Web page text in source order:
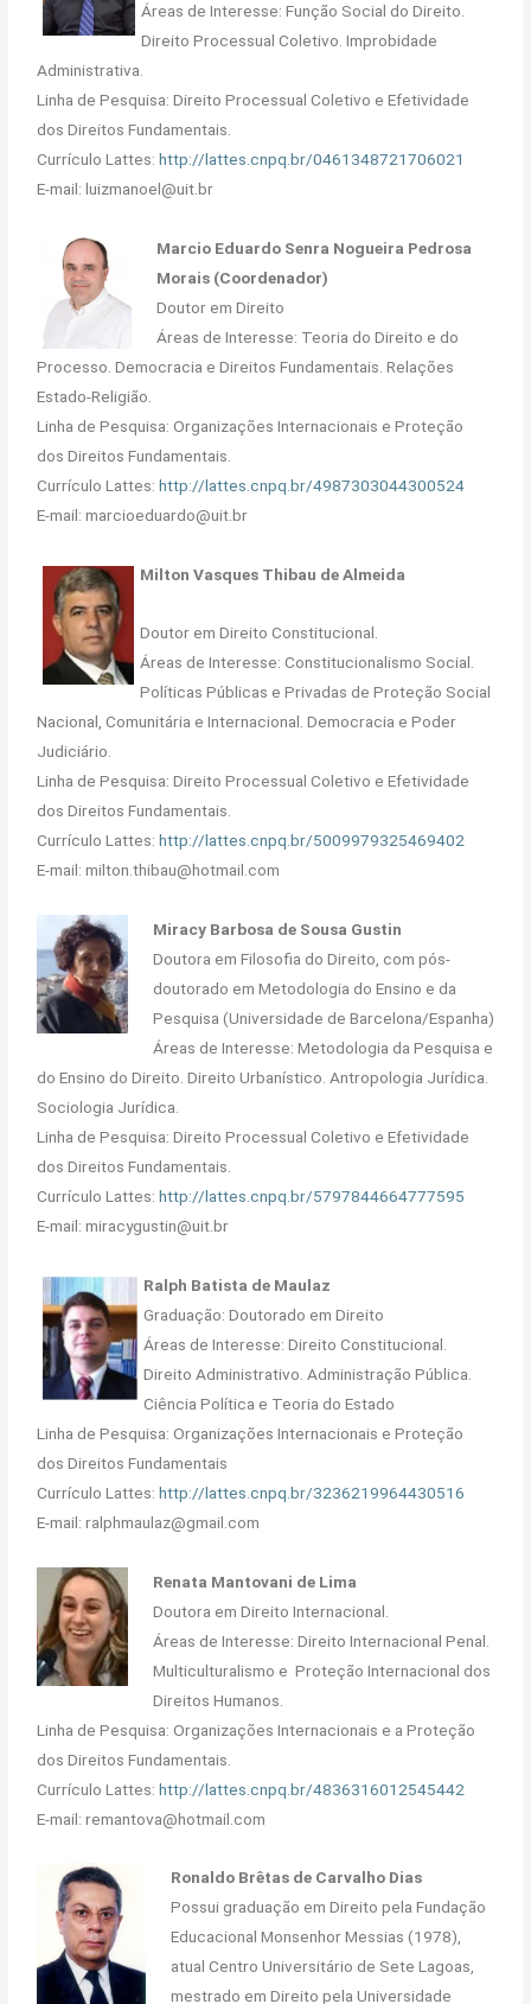
Áreas de Interesse: Função Social do Direito.
Direito Processual Coletivo. Improbidade
Administrativa.
Linha de Pesquisa: Direito Processual Coletivo e Efetividade
dos Direitos Fundamentais.
Currículo Lattes:http://lattes.cnpq.br/0461348721706021
E-mail: luizmanoel@uit.br
Marcio Eduardo Senra Nogueira Pedrosa
Morais (Coordenador)
Doutor em Direito
Áreas de Interesse: Teoria do Direito e do
Processo. Democracia e Direitos Fundamentais. Relações
Estado-Religião.
Linha de Pesquisa: Organizações Internacionais e Proteção
dos Direitos Fundamentais.
Currículo Lattes:http://lattes.cnpq.br/4987303044300524
E-mail: marcioeduardo@uit.br
Milton Vasques Thibau de Almeida
Doutor em Direito Constitucional.
Áreas de Interesse: Constitucionalismo Social.
Políticas Públicas e Privadas de Proteção Social
Nacional, Comunitária e Internacional. Democracia e Poder
Judiciário.
Linha de Pesquisa: Direito Processual Coletivo e Efetividade
dos Direitos Fundamentais.
Currículo Lattes:http://lattes.cnpq.br/5009979325469402
E-mail: milton.thibau@hotmail.com
Miracy Barbosa de Sousa Gustin
Doutora em Filosofia do Direito, com pós-
doutorado em Metodologia do Ensino e da
Pesquisa (Universidade de Barcelona/Espanha)
Áreas de Interesse: Metodologia da Pesquisa e
do Ensino do Direito. Direito Urbanístico. Antropologia Jurídica.
Sociologia Jurídica.
Linha de Pesquisa: Direito Processual Coletivo e Efetividade
dos Direitos Fundamentais.
Currículo Lattes:http://lattes.cnpq.br/5797844664777595
E-mail: miracygustin@uit.br
Ralph Batista de Maulaz
Graduação: Doutorado em Direito
Áreas de Interesse: Direito Constitucional.
Direito Administrativo. Administração Pública.
Ciência Política e Teoria do Estado
Linha de Pesquisa: Organizações Internacionais e Proteção
dos Direitos Fundamentais
Currículo Lattes:http://lattes.cnpq.br/3236219964430516
E-mail: ralphmaulaz@gmail.com
Renata Mantovani de Lima
Doutora em Direito Internacional.
Áreas de Interesse: Direito Internacional Penal.
Multiculturalismo e Proteção Internacional dos
Direitos Humanos.
Linha de Pesquisa: Organizações Internacionais e a Proteção
dos Direitos Fundamentais.
Currículo Lattes:http://lattes.cnpq.br/4836316012545442
E-mail: remantova@hotmail.com
Ronaldo Brêtas de Carvalho Dias
Possui graduação em Direito pela Fundação
Educacional Monsenhor Messias (1978),
atual Centro Universitário de Sete Lagoas,
mestrado em Direito pela Universidade